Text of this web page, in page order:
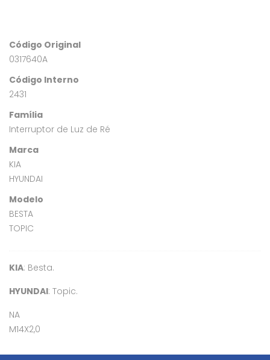
Código Original
0317640A
Código Interno
2431
Família
Interruptor de Luz de Ré
Marca
KIA
HYUNDAI
Modelo
BESTA
TOPIC
KIA: Besta.
HYUNDAI: Topic.
NA
M14X2,0